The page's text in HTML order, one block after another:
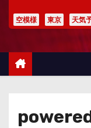
空模様 東京 天気